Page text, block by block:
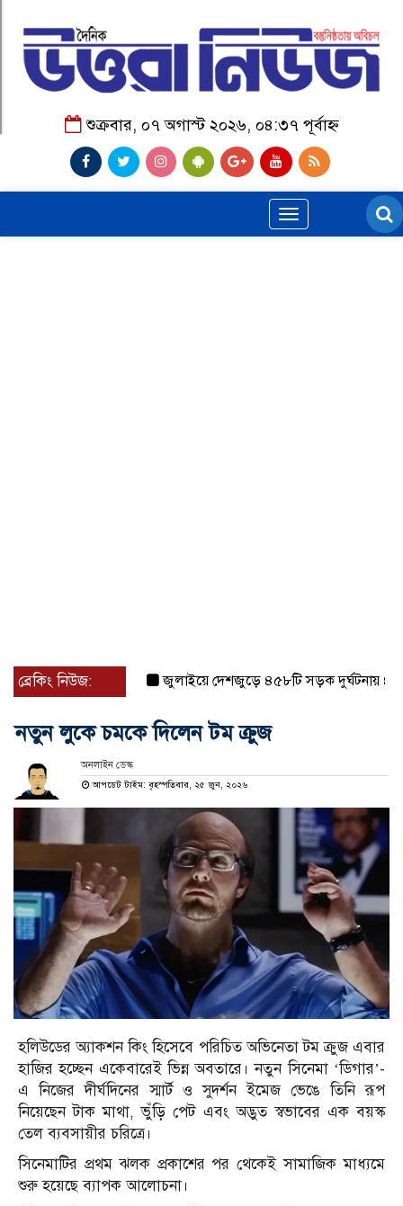
শুক্রবার, ০৭ অগাস্ট ২০২৬, ০৪:৩৭ পূর্বাহ্ন
Toggle
navigation
ব্রেকিং নিউজ: জুলাইয়ে দেশজুড়ে ৪৫৮টি সড়ক দুর্ঘটনায় ৪১৬ জন
নতুন লুকে চমকে দিলেন টম ক্রুজ
অনলাইন ডেস্ক
আপডেট টাইম: বৃহস্পতিবার, ২৫ জুন, ২০২৬
হলিউডের অ্যাকশন কিং হিসেবে পরিচিত অভিনেতা টম ক্রুজ এবার
হাজির হচ্ছেন একেবারেই ভিন্ন অবতারে। নতুন সিনেমা ‘ডিগার’-
এ নিজের দীর্ঘদিনের স্মার্ট ও সুদর্শন ইমেজ ভেঙে তিনি রূপ
নিয়েছেন টাক মাথা, ভুঁড়ি পেট এবং অদ্ভুত স্বভাবের এক বয়স্ক
তেল ব্যবসায়ীর চরিত্রে।
সিনেমাটির প্রথম ঝলক প্রকাশের পর থেকেই সামাজিক মাধ্যমে
শুরু হয়েছে ব্যাপক আলোচনা।